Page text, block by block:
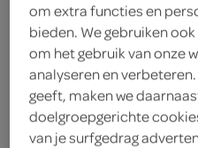
snoep, koek,
ontbijt, beleg,
om extra functies en
bieden. We gebruiken
om het gebruik van onze
analyseren en
geeft, maken we
doelgroepgerichte
van je surfgedrag